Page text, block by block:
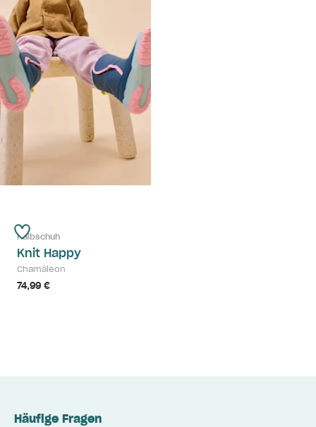
Halbschuh
Knit Happy
Chamäleon
74,99 €
Häufige Fragen